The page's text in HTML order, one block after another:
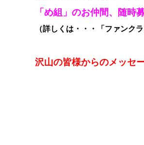
「め組」のお仲間、随時
（詳しくは・・・「ファンク
沢山の皆様からのメッセ